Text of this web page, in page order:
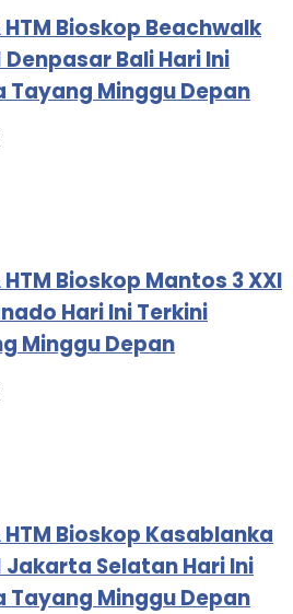
Bioskop Beachwalk
Denpasar Bali Hari Ini
Tayang Minggu Depan
Bioskop Mantos 3 XXI
Hari Ini Terkini
Minggu Depan
Bioskop Kasablanka
Jakarta Selatan Hari Ini
Tayang Minggu Depan